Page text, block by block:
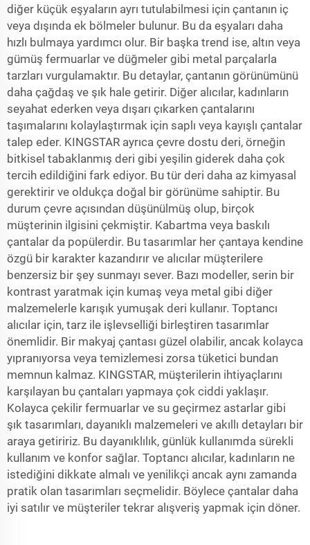
diğer küçük eşyaların ayrı tutulabilmesi için çantanın iç
veya dışında ek bölmeler bulunur. Bu da eşyaları daha
hızlı bulmaya yardımcı olur. Bir başka trend ise, altın veya
gümüş fermuarlar ve düğmeler gibi metal parçalarla
tarzları vurgulamaktır. Bu detaylar, çantanın görünümünü
daha çağdaş ve şık hale getirir. Diğer alıcılar, kadınların
seyahat ederken veya dışarı çıkarken çantalarını
taşımalarını kolaylaştırmak için saplı veya kayışlı çantalar
talep eder. KINGSTAR ayrıca çevre dostu deri, örneğin
bitkisel tabaklanmış deri gibi yeşilin giderek daha çok
tercih edildiğini fark ediyor. Bu tür deri daha az kimyasal
gerektirir ve oldukça doğal bir görünüme sahiptir. Bu
durum çevre açısından düşünülmüş olup, birçok
müşterinin ilgisini çekmiştir. Kabartma veya baskılı
çantalar da popülerdir. Bu tasarımlar her çantaya kendine
özgü bir karakter kazandırır ve alıcılar müşterilere
benzersiz bir şey sunmayı sever. Bazı modeller, serin bir
kontrast yaratmak için kumaş veya metal gibi diğer
malzemelerle karışık yumuşak deri kullanır. Toptancı
alıcılar için, tarz ile işlevselliği birleştiren tasarımlar
önemlidir. Bir makyaj çantası güzel olabilir, ancak kolayca
yıpranıyorsa veya temizlemesi zorsa tüketici bundan
memnun kalmaz. KINGSTAR, müşterilerin ihtiyaçlarını
karşılayan bu çantaları yapmaya çok ciddi yaklaşır.
Kolayca çekilir fermuarlar ve su geçirmez astarlar gibi
şık tasarımları, dayanıklı malzemeleri ve akıllı detayları bir
araya getiririz. Bu dayanıklılık, günlük kullanımda sürekli
kullanım ve konfor sağlar. Toptancı alıcılar, kadınların ne
istediğini dikkate almalı ve yenilikçi ancak aynı zamanda
pratik olan tasarımları seçmelidir. Böylece çantalar daha
iyi satılır ve müşteriler tekrar alışveriş yapmak için döner.